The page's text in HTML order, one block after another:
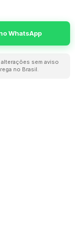
WhatsApp
sem aviso
no Brasil.